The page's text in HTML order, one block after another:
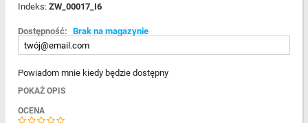
Indeks: ZW_00017_I6
Dostępność: Brak na magazynie
Powiadom mnie kiedy będzie dostępny
POKAŻ OPIS
OCENA